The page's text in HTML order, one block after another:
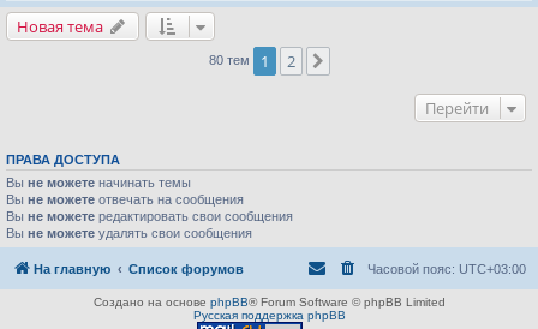
Новая тема
80 тем 1 2
Перейти
ПРАВА ДОСТУПА
Вы не можете начинать темы
Вы не можете отвечать на сообщения
Вы не можете редактировать свои сообщения
Вы не можете удалять свои сообщения
На главную Список форумов Часовой пояс: UTC+03:00
Создано на основе phpBB® Forum Software © phpBB Limited
Русская поддержка phpBB